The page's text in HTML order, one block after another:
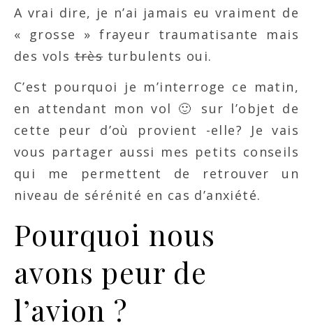
A vrai dire, je n’ai jamais eu vraiment de
« grosse » frayeur traumatisante mais
des volstrèsturbulents oui.
C’est pourquoi je m’interroge ce matin,
en attendant mon vol 🙂 sur l’objet de
cette peur d’où provient -elle? Je vais
vous partager aussi mes petits conseils
qui me permettent de retrouver un
niveau de sérénité en cas d’anxiété.
Pourquoi nous
avons peur de
l’avion ?